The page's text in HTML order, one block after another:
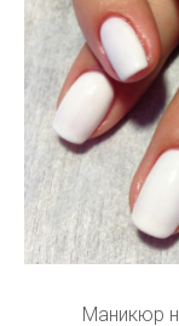
Маникюр